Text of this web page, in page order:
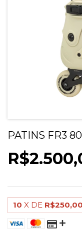
PATINS FR3
10 X DE R$250,00